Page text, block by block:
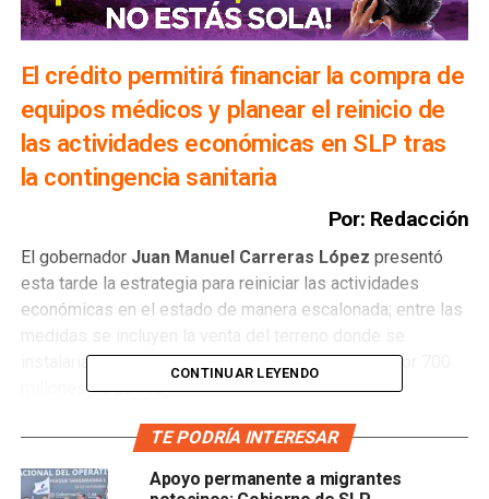
El crédito permitirá financiar la compra de
equipos médicos y planear el reinicio de
las actividades económicas en SLP tras
la contingencia sanitaria
Por: Redacción
El gobernador Juan Manuel Carreras López presentó
esta tarde la estrategia para reiniciar las actividades
económicas en el estado de manera escalonada; entre las
instalaría la planta deFordy contratar un crédito por 700
millones de pesos.
Carreras López explicó que se hará un escalamiento
finanzas estatales debido a losestímulos fiscales que
CONTINUAR LEYENDO
TE PODRÍA INTERESAR
Apoyo permanente a migrantes